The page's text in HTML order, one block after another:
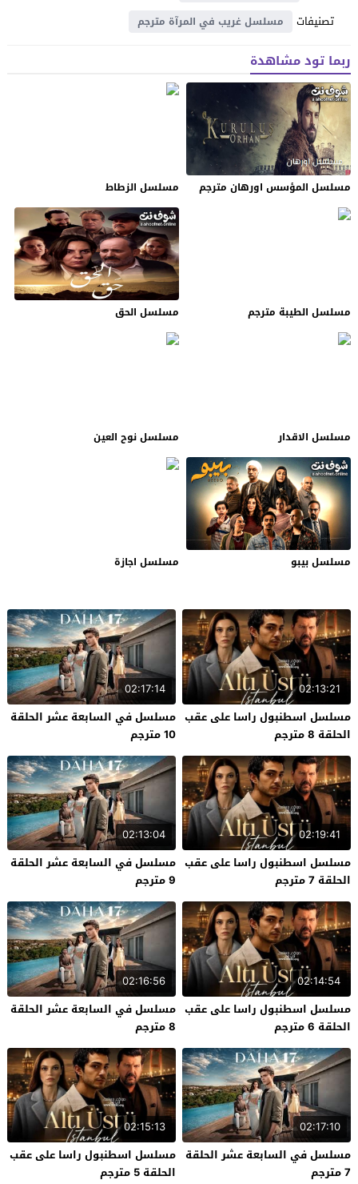
تصنيفات مسلسل غريب في المرآة مترجم
ربما تود مشاهدة
مسلسل المؤسس اورهان مترجم مسلسل الزطاط
مسلسل الطيبة مترجم مسلسل الحق
مسلسل الاقدار مسلسل نوح العين
مسلسل بيبو مسلسل اجازة
02:13:21
مسلسل اسطنبول راسا على عقب
الحلقة 8 مترجم
02:17:14
مسلسل في السابعة عشر الحلقة
10 مترجم
02:19:41
مسلسل اسطنبول راسا على عقب
الحلقة 7 مترجم
02:13:04
مسلسل في السابعة عشر الحلقة
9 مترجم
02:14:54
مسلسل اسطنبول راسا على عقب
الحلقة 6 مترجم
02:16:56
مسلسل في السابعة عشر الحلقة
8 مترجم
02:17:10
مسلسل في السابعة عشر الحلقة
7 مترجم
02:15:13
مسلسل اسطنبول راسا على عقب
الحلقة 5 مترجم